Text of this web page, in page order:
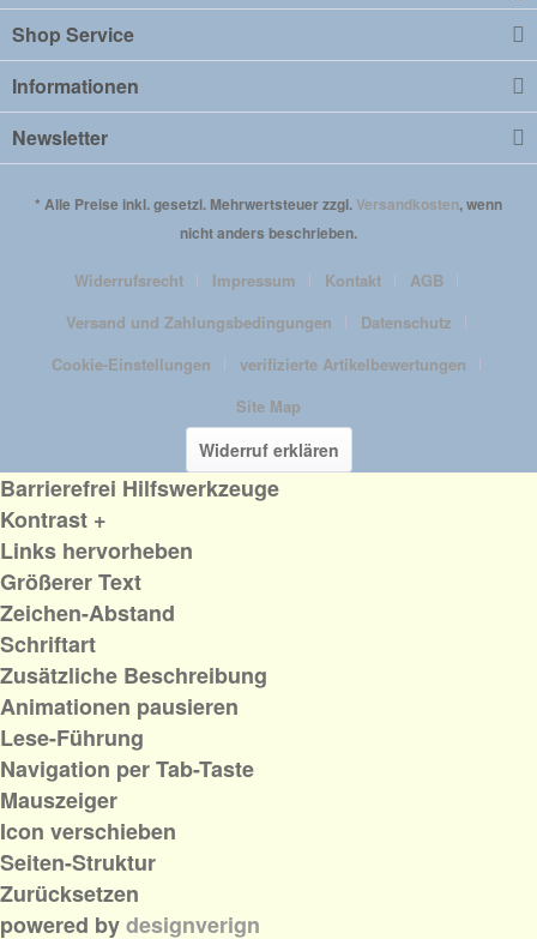
Shop Service
Informationen
Newsletter
* Alle Preise inkl. gesetzl. Mehrwertsteuer zzgl.Versandkosten, wenn
nicht anders beschrieben.
Widerrufsrecht Impressum Kontakt
AGB
Versand und Zahlungsbedingungen
Datenschutz
Cookie-Einstellungen
verifizierte Artikelbewertungen
Site Map
Widerruf erklären
Barrierefrei Hilfswerkzeuge
Kontrast +
Links hervorheben
Größerer Text
Zeichen-Abstand
Schriftart
Zusätzliche Beschreibung
Animationen pausieren
Lese-Führung
Navigation per Tab-Taste
Mauszeiger
Icon verschieben
Seiten-Struktur
Zurücksetzen
powered bydesignverign